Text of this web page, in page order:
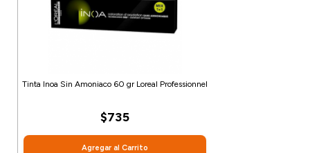
Tinta Inoa Sin Amoniaco 60 gr Loreal Professionnel
$735
Agregar al Carrito